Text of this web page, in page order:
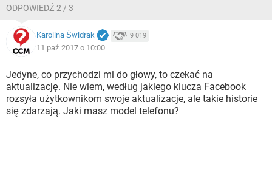
ODPOWIEDŹ 2 / 3
Karolina Świdrak 9 019
11 paź 2017 o 10:00
Jedyne, co przychodzi mi do głowy, to czekać na
aktualizację. Nie wiem, według jakiego klucza Facebook
rozsyła użytkownikom swoje aktualizacje, ale takie historie
się zdarzają. Jaki masz model telefonu?